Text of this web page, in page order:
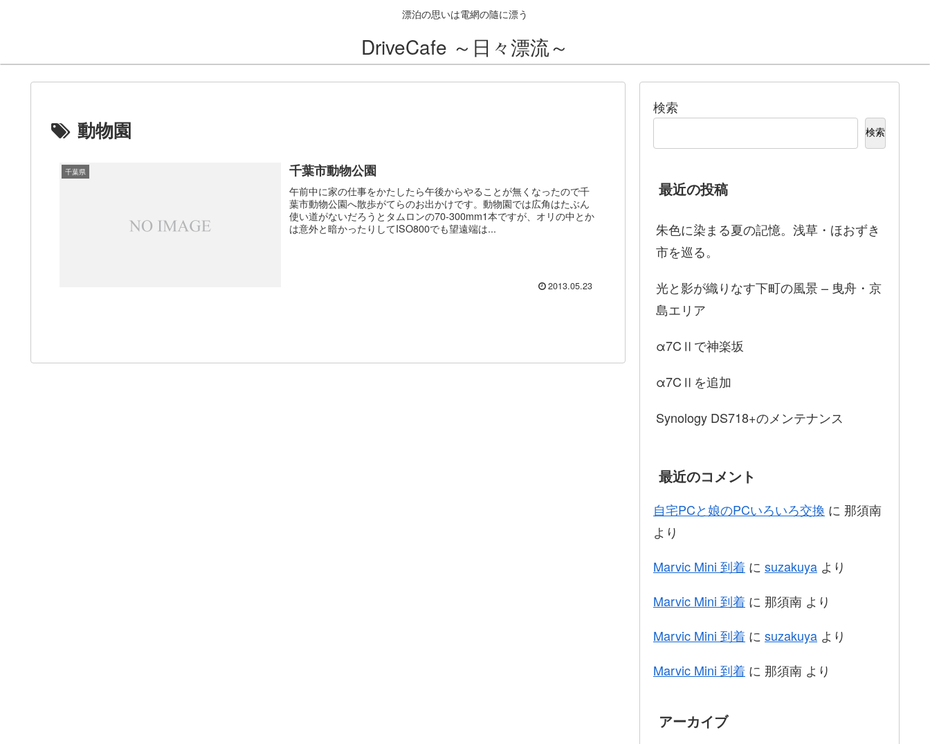
漂泊の思いは電網の隨に漂う
DriveCafe ～日々漂流～
動物園
千葉県 千葉市動物公園
午前中に家の仕事をかたしたら午後からやることが無くなったので千
葉市動物公園へ散歩がてらのお出かけです。動物園では広角はたぶん
使い道がないだろうとタムロンの70-300mm1本ですが、オリの中とか
は意外と暗かったりしてISO800でも望遠端は...
2013.05.23
検索
検索
最近の投稿
朱色に染まる夏の記憶。浅草・ほおずき
市を巡る。
光と影が織りなす下町の風景 – 曳舟・京
島エリア
α7CⅡで神楽坂
α7CⅡを追加
Synology DS718+のメンテナンス
最近のコメント
自宅PCと娘のPCいろいろ交換 に 那須南
より
Marvic Mini 到着 に suzakuya より
Marvic Mini 到着 に 那須南 より
Marvic Mini 到着 に suzakuya より
Marvic Mini 到着 に 那須南 より
アーカイブ